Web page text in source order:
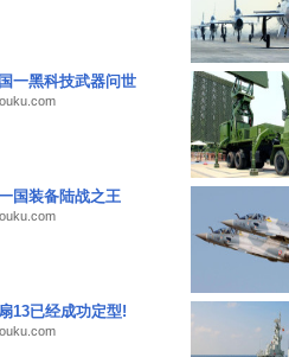
一黑科技武器问世
国装备陆战之王
13已经成功定型!